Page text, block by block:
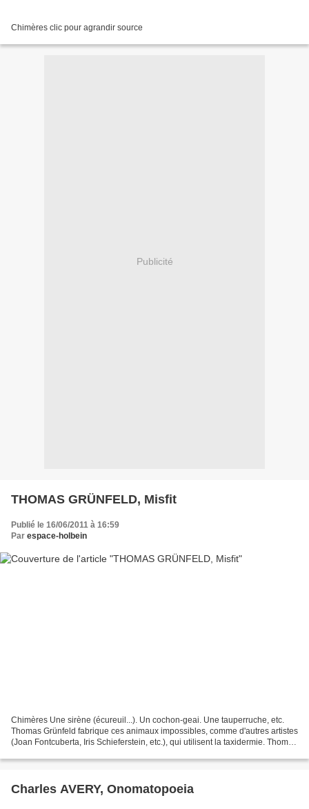
Chimères clic pour agrandir source
Publicité
THOMAS GRÜNFELD, Misfit
Publié le 16/06/2011 à 16:59
Par espace-holbein
Chimères Une sirène (écureuil...). Un cochon-geai. Une tauperruche, etc.
Thomas Grünfeld fabrique ces animaux impossibles, comme d'autres artistes
(Joan Fontcuberta, Iris Schieferstein, etc.), qui utilisent la taxidermie. Thomas
Charles AVERY, Onomatopoeia